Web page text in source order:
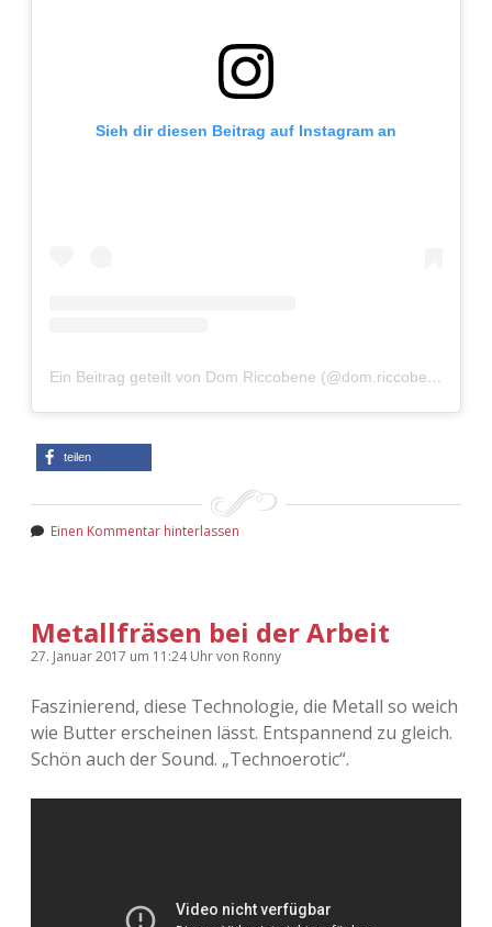
Sieh dir diesen Beitrag auf Instagram an
Ein Beitrag geteilt von Dom Riccobene (@dom.riccobene)
teilen
Einen Kommentar hinterlassen
Metallfräsen bei der Arbeit
27. Januar 2017 um 11:24 Uhrvon Ronny
Faszinierend, diese Technologie, die Metall so weich
wie Butter erscheinen lässt. Entspannend zu gleich.
Schön auch der Sound. „Technoerotic“.